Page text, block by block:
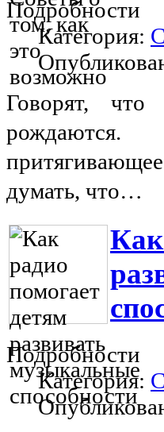
Подробности
Категория:
Говорят,
рождаются.
думать, что…
Как
Подробности
Категория: